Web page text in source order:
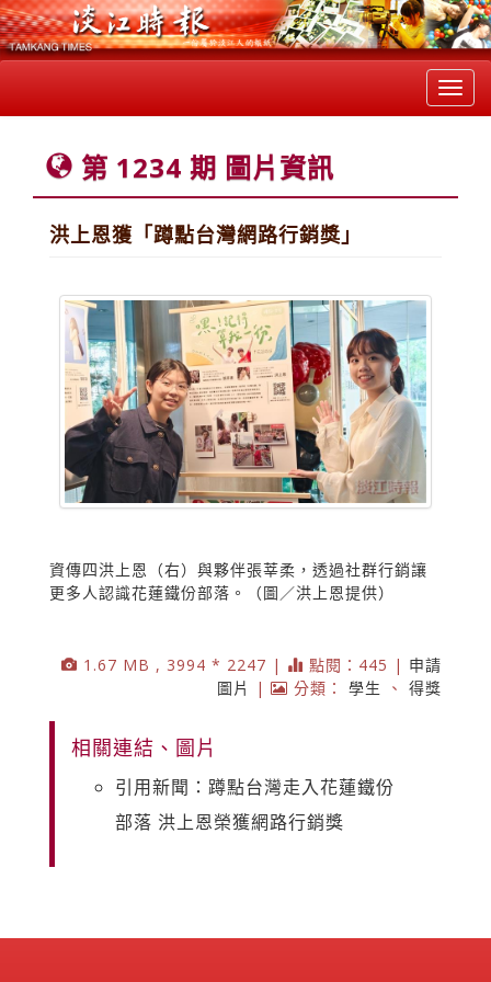
第 1234 期 圖片資訊
洪上恩獲「蹲點台灣網路行銷獎」
資傳四洪上恩（右）與夥伴張莘柔，透過社群行銷讓
更多人認識花蓮鐵份部落。（圖／洪上恩提供）
1.67 MB , 3994 * 2247 | 點閱：445 | 申請
圖片
| 分類： 學生 、 得獎
相關連結、圖片
引用新聞：蹲點台灣走入花蓮鐵份
部落 洪上恩榮獲網路行銷獎